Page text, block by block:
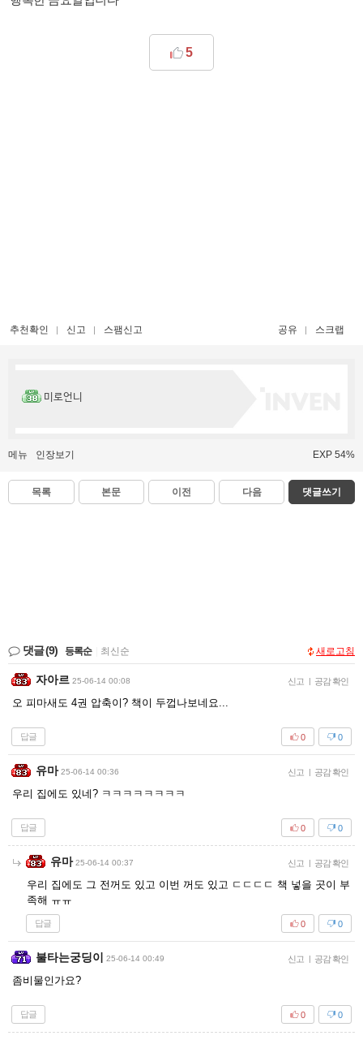
5
추천확인 신고 스팸신고 공유 스크랩
미로언니
메뉴 인장보기 EXP 54%
목록 본문 이전 다음 댓글쓰기
댓글(9) 등록순 최신순 새로고침
자아르 25-06-14 00:08 신고 | 공감 확인
오 피마새도 4권 압축이? 책이 두껍나보네요...
답글 0
0
유마 25-06-14 00:36 신고 | 공감 확인
우리 집에도 있네? ㅋㅋㅋㅋㅋㅋㅋㅋ
답글 0
0
유마 25-06-14 00:37 신고 | 공감 확인
우리 집에도 그 전꺼도 있고 이번 꺼도 있고 ㄷㄷㄷㄷ 책 넣을 곳이 부
족해 ㅠㅠ
답글 0
0
불타는궁딩이 25-06-14 00:49 신고 | 공감 확인
좀비물인가요?
답글 0
0